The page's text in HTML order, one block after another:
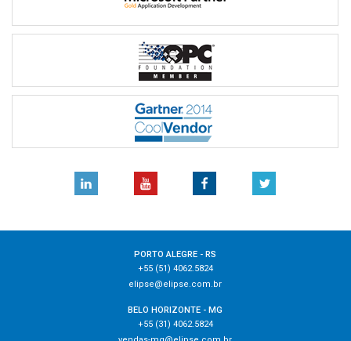
PORTO ALEGRE - RS
+55 (51) 4062.5824
elipse@elipse.com.br
BELO HORIZONTE - MG
+55 (31) 4062.5824